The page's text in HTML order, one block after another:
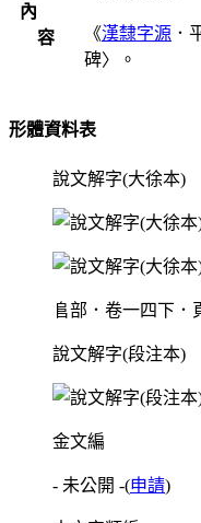
內
容
《漢隸字源 ．
碑〉。
形體資料表
說文解字(大徐本)
𨸏部．卷一四下．
說文解字(段注本)
金文編
- 未公開 -(申請)